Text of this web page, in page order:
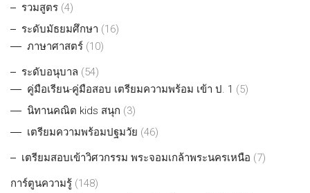
รวมสูตร (4)
ระดับมัธยมศึกษา (16)
ภาษาศาสตร์ (10)
ระดับอนุบาล (54)
คู่มือเรียน-คู่มือสอบ เตรียมความพร้อม เข้า ป. 1 (5)
นิทานคณิต kids สนุก (3)
เตรียมความพร้อมปฐมวัย (46)
เตรียมสอบเข้าวิศวกรรม พระจอมเกล้าพระนครเหนือ (7)
การ์ตูนความรู้ (148)